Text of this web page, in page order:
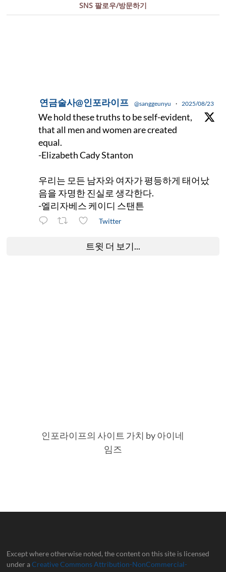
SNS 팔로우/방문하기
연금술사@인포라이프 @sanggeunyu · 2025/08/23
We hold these truths to be self-evident,
that all men and women are created
equal.
-Elizabeth Cady Stanton
우리는 모든 남자와 여자가 평등하게 태어났
음을 자명한 진실로 생각한다.
-엘리자베스 케이디 스탠튼
Twitter
트윗 더 보기...
인포라이프의 사이트 가치 by 아이네
임즈
Except where otherwise noted, the content on this site is licensed
under aCreative Commons Attribution-NonCommercial-